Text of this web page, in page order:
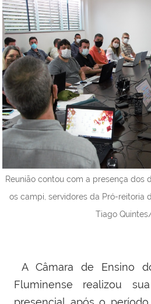
Reunião contou com a presença dos
os campi, servidores da Pró-reitoria
Tiago
A Câmara de Ensino
Fluminense realizou